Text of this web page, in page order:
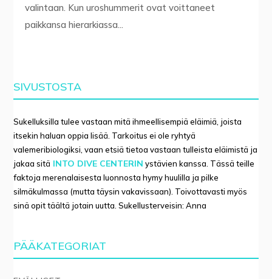
valintaan. Kun uroshummerit ovat voittaneet
paikkansa hierarkiassa...
SIVUSTOSTA
Sukelluksilla tulee vastaan mitä ihmeellisempiä eläimiä, joista
itsekin haluan oppia lisää. Tarkoitus ei ole ryhtyä
valemeribiologiksi, vaan etsiä tietoa vastaan tulleista eläimistä ja
jakaa sitä INTO DIVE CENTERIN ystävien kanssa. Tässä teille
faktoja merenalaisesta luonnosta hymy huulilla ja pilke
silmäkulmassa (mutta täysin vakavissaan). Toivottavasti myös
sinä opit täältä jotain uutta. Sukellusterveisin: Anna
PÄÄKATEGORIAT